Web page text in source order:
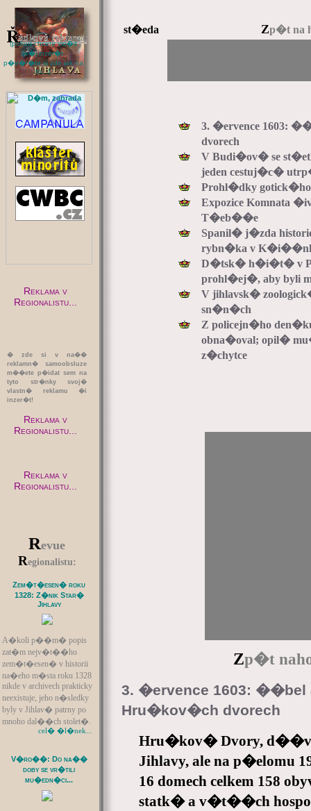
st�eda Zp�t na
(pokud chcete vlo�it
sv�j inzer�t,
p�e�t�te si zde jak na
to...):
Reklama v
Regionalistu...
� zde si v na��
reklamn� samoobsluze
m��ete p�idat sem na
tyto str�nky svoj�
vlastn� reklamu �i
inzer�t!
Reklama v
Regionalistu...
Reklama v
Regionalistu...
Revue
Regionalistu:
Zem�t�esen� roku
1328: Z�nik Star�
Jihlavy
A�koli p��m� popis
zat�m nejv�t��ho
zem�t�esen� v historii
na�eho m�sta roku 1328
nikde v archivech prakticky
neexistuje, jeho n�sledky
byly v Jihlav� patrny po
mnoho dal��ch stolet�.
cel� �l�nek...
V�ro��: Do na��
doby se vr�tili
mu�edn�ci...
3. �ervence 1603:
dvorech
V Budi�ov� se
jeden cestuj�c�
Prohl�dky
Expozice Komnata
T�eb��e
Spanil� j�zda
rybn�ka v
D�tsk� h�i�t� v
prohl�ej�, aby byli
V jihlavsk�
sn�n�ch
Z policejn�ho
obna�oval; opil�
z�chytce
Zp�t
3. �ervence 1603: ��bel
Hru�kov�ch dvorech
Hru�kov� Dvory,
Jihlavy, ale na p�elomu
16 domech celkem 158
statk� a v�t��ch